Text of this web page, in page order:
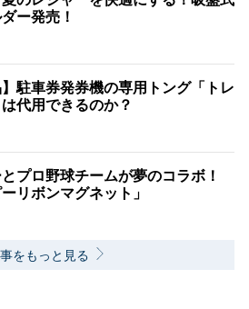
ー発売！
】駐車券発券機の専用トング「トレ
代用できるのか？
プロ野球チームが夢のコラボ！
ーリボンマグネット」
をもっと見る